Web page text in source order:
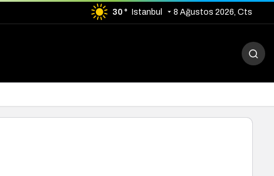
30 ° Istanbul 8 Ağustos 2026, Cts